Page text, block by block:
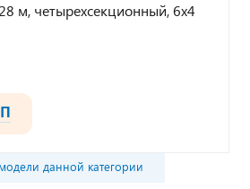
м, четырехсекционный, 6x4
данной категории